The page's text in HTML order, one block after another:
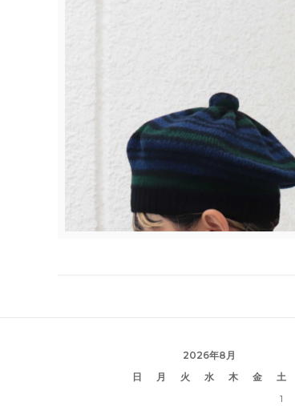
2026年8月
日
月 火 水 木 金
土
1